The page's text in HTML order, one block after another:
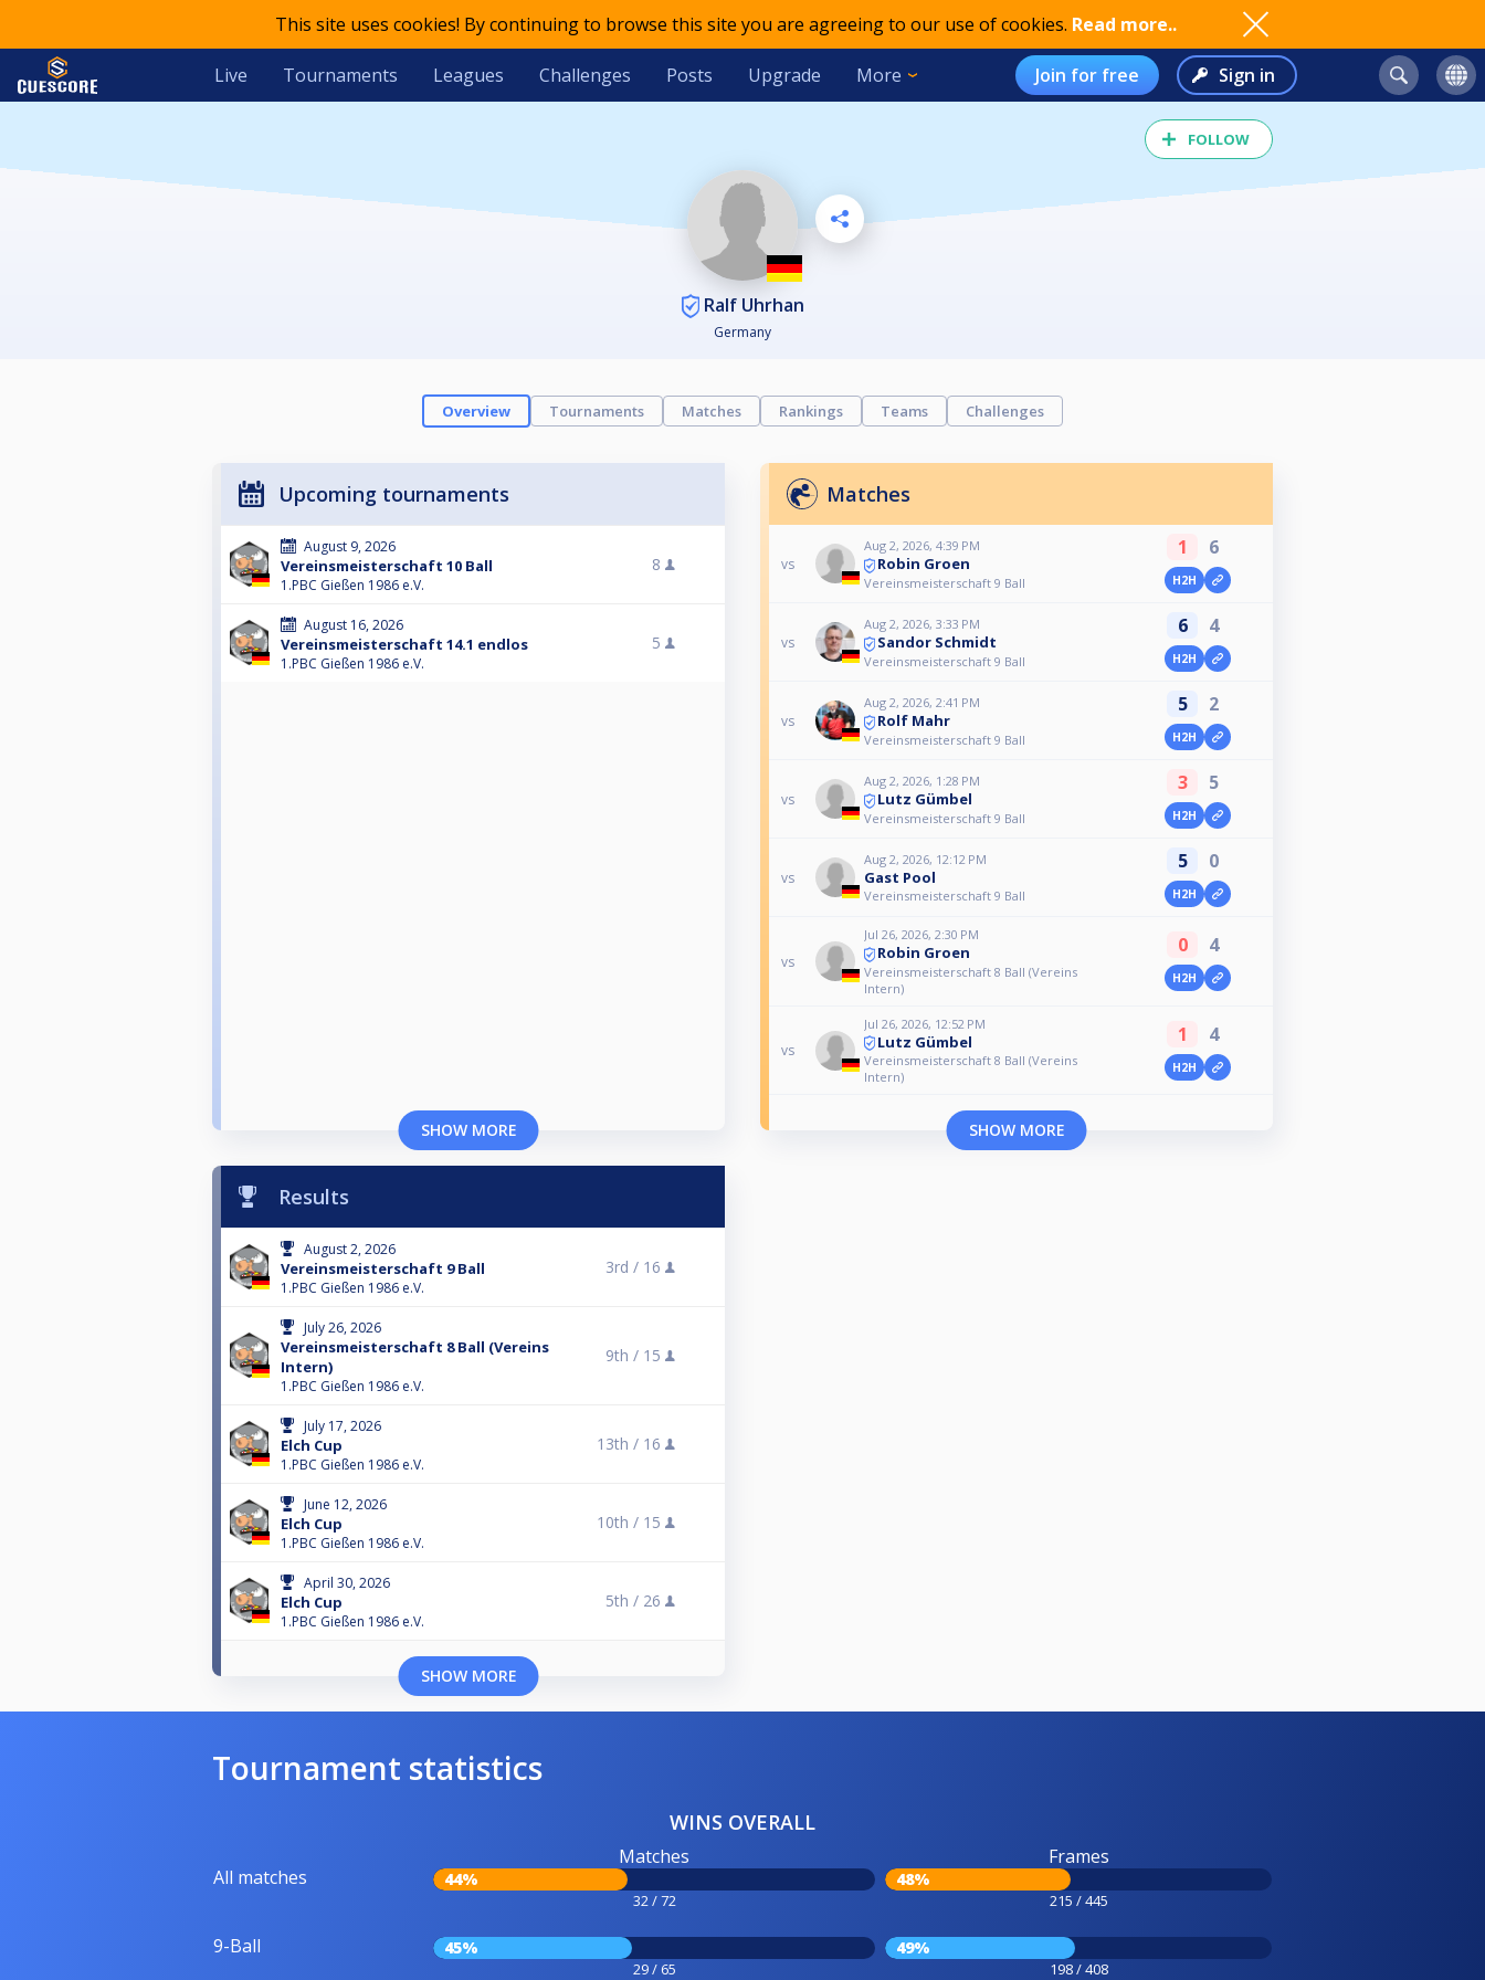
This site uses cookies! By continuing to browse this site you are agreeing to our use of cookies. Read more..
Live Tournaments Leagues Challenges Posts Upgrade More Join for free Sign in
FOLLOW
Ralf Uhrhan
Germany
Overview Tournaments Matches Rankings Teams Challenges
Upcoming tournaments
August 9, 2026
Vereinsmeisterschaft 10 Ball
1.PBC Gießen 1986 e.V.
8
August 16, 2026
Vereinsmeisterschaft 14.1 endlos
1.PBC Gießen 1986 e.V.
5
SHOW MORE
Matches
vs
Aug 2, 2026, 4:39 PM
Robin Groen
Vereinsmeisterschaft 9 Ball
1 6
H2H
vs
Aug 2, 2026, 3:33 PM
Sandor Schmidt
Vereinsmeisterschaft 9 Ball
6 4
H2H
vs
Aug 2, 2026, 2:41 PM
Rolf Mahr
Vereinsmeisterschaft 9 Ball
5 2
H2H
vs
Aug 2, 2026, 1:28 PM
Lutz Gümbel
Vereinsmeisterschaft 9 Ball
3 5
H2H
vs
Aug 2, 2026, 12:12 PM
Gast Pool
Vereinsmeisterschaft 9 Ball
5 0
H2H
vs
Jul 26, 2026, 2:30 PM
Robin Groen
Vereinsmeisterschaft 8 Ball (Vereins
Intern)
0 4
H2H
vs
Jul 26, 2026, 12:52 PM
Lutz Gümbel
Vereinsmeisterschaft 8 Ball (Vereins
Intern)
1 4
H2H
SHOW MORE
Results
August 2, 2026
Vereinsmeisterschaft 9 Ball
1.PBC Gießen 1986 e.V.
3rd / 16
July 26, 2026
Vereinsmeisterschaft 8 Ball (Vereins
Intern)
1.PBC Gießen 1986 e.V.
9th / 15
July 17, 2026
Elch Cup
1.PBC Gießen 1986 e.V.
13th / 16
June 12, 2026
Elch Cup
1.PBC Gießen 1986 e.V.
10th / 15
April 30, 2026
Elch Cup
1.PBC Gießen 1986 e.V.
5th / 26
SHOW MORE
Tournament statistics
WINS OVERALL
All matches
Matches
44%
32 / 72
Frames
48%
215 / 445
9-Ball 45%
29 / 65
49%
198 / 408